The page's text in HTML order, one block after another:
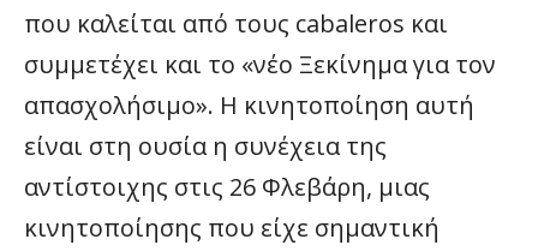
που καλείται από τους cabaleros και
συμμετέχει και το «νέο Ξεκίνημα για τον
απασχολήσιμο». Η κινητοποίηση αυτή
είναι στη ουσία η συνέχεια της
αντίστοιχης στις 26 Φλεβάρη, μιας
κινητοποίησης που είχε σημαντική